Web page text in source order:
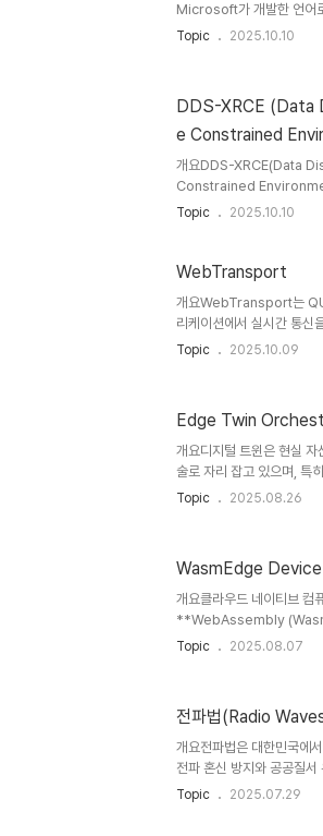
Microsoft가 개발한 언어
하는 데 활용된다. JSON
되게 모델링할 수 있다.2.
다양한 산업 자산 모델링 가
Topic 2025.10.10
DDS-XRCE (Data
e Constrained
개요DDS-XRCE(Data
Constrained
지원하기 위해 개발된 표
대역폭을 가진 장치에서도
경량 데이터 통신 인프라를
Topic 2025.10.10
WebTransport
개요WebTransport는
리케이션에서 실시간 통
한계를 보완하며, 스트리밍
을 동시에 제공한다.2. 특
연 감소스트림/메시지 지원
Topic 2025.10.09
Edge Twin
개요디지털 트윈은 현실 자
술로 자리 잡고 있으며, 특
념이 대두되고 있습니다.
트윈 모델을 중앙 또는 분
입니다. ETO는 엣지 트윈
Topic 2025.08.26
WasmEdge
개요클라우드 네이티브 컴
**WebAssembly
컴퓨팅과 IoT 환경에서는
네이티브 워크로드처럼 취
개념 및 정의 항목 설명
Topic 2025.08.07
전파법(Radio
개요전파법은 대한민국에
전파 혼신 방지와 공공질
수는 한정된 공공 자산으로,
Topic 2025.07.29